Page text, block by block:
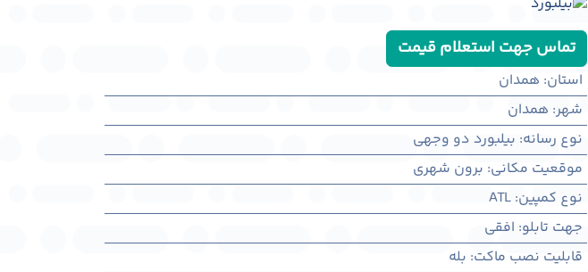
تماس جهت استعلام قیمت
استان: همدان
شهر: همدان
نوع رسانه: بیلبورد دو وجهی
موقعیت مکانی: برون شهری
نوع کمپین:
ATL
جهت تابلو: افقی
قابلیت نصب ماکت: بله